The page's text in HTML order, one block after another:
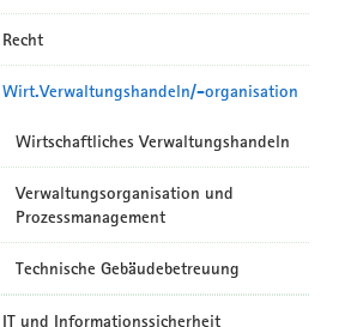
organisation
Wirtschaftliches Verwaltungshandeln
Verwaltungsorganisation und
Prozessmanagement
Technische Gebäudebetreuung
und Informationssicherheit